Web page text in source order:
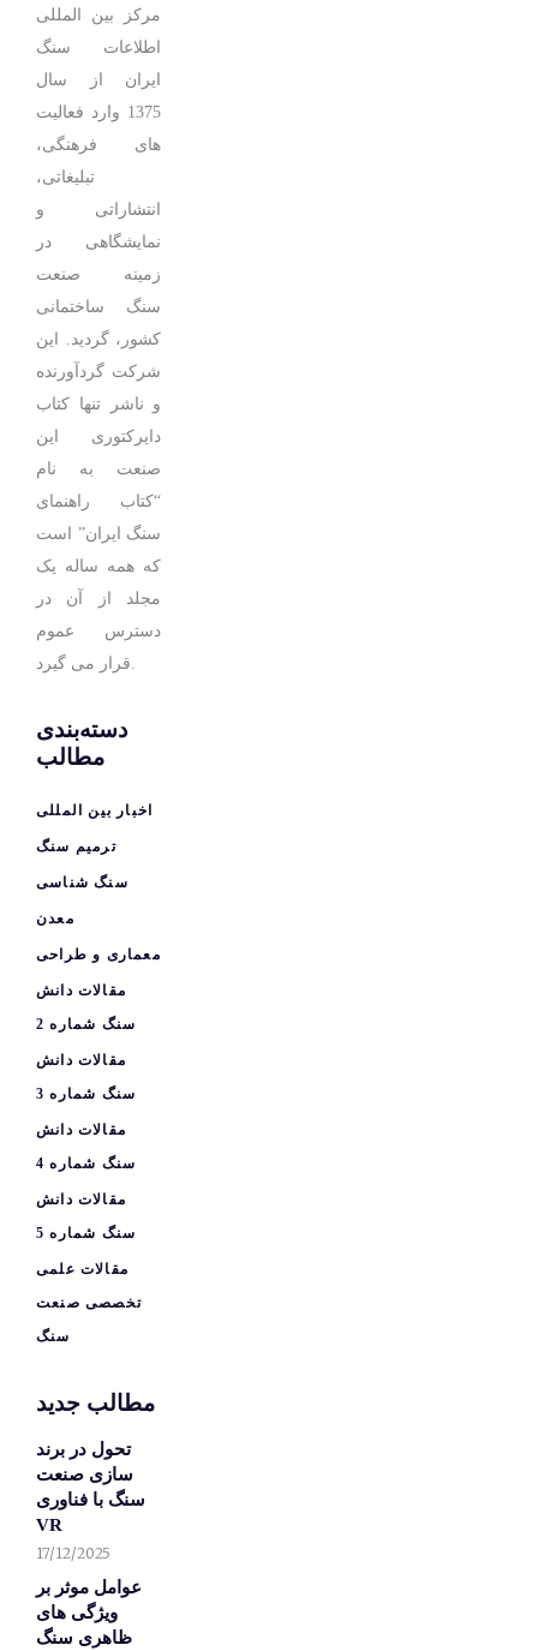
مرکز بین المللی
اطلاعات سنگ
ایران از سال
1375 وارد فعالیت
های فرهنگی،
تبلیغاتی،
انتشاراتی و
نمایشگاهی در
زمینه صنعت
سنگ ساختمانی
کشور، گردید. این
شرکت گردآورنده
و ناشر تنها کتاب
دایرکتوری این
صنعت به نام
“کتاب راهنمای
سنگ ایران” است
که همه ساله یک
مجلد از آن در
دسترس عموم
قرار می گیرد.
دسته‌بندی
مطالب
اخبار بین المللی
ترمیم سنگ
سنگ شناسی
معدن
معماری و طراحی
مقالات دانش
سنگ شماره 2
مقالات دانش
سنگ شماره 3
مقالات دانش
سنگ شماره 4
مقالات دانش
سنگ شماره 5
مقالات علمی
تخصصی صنعت
سنگ
مطالب جدید
تحول در برند
سازی صنعت
سنگ با فناوری
VR
17/12/2025
عوامل موثر بر
ویژگی های
ظاهری سنگ